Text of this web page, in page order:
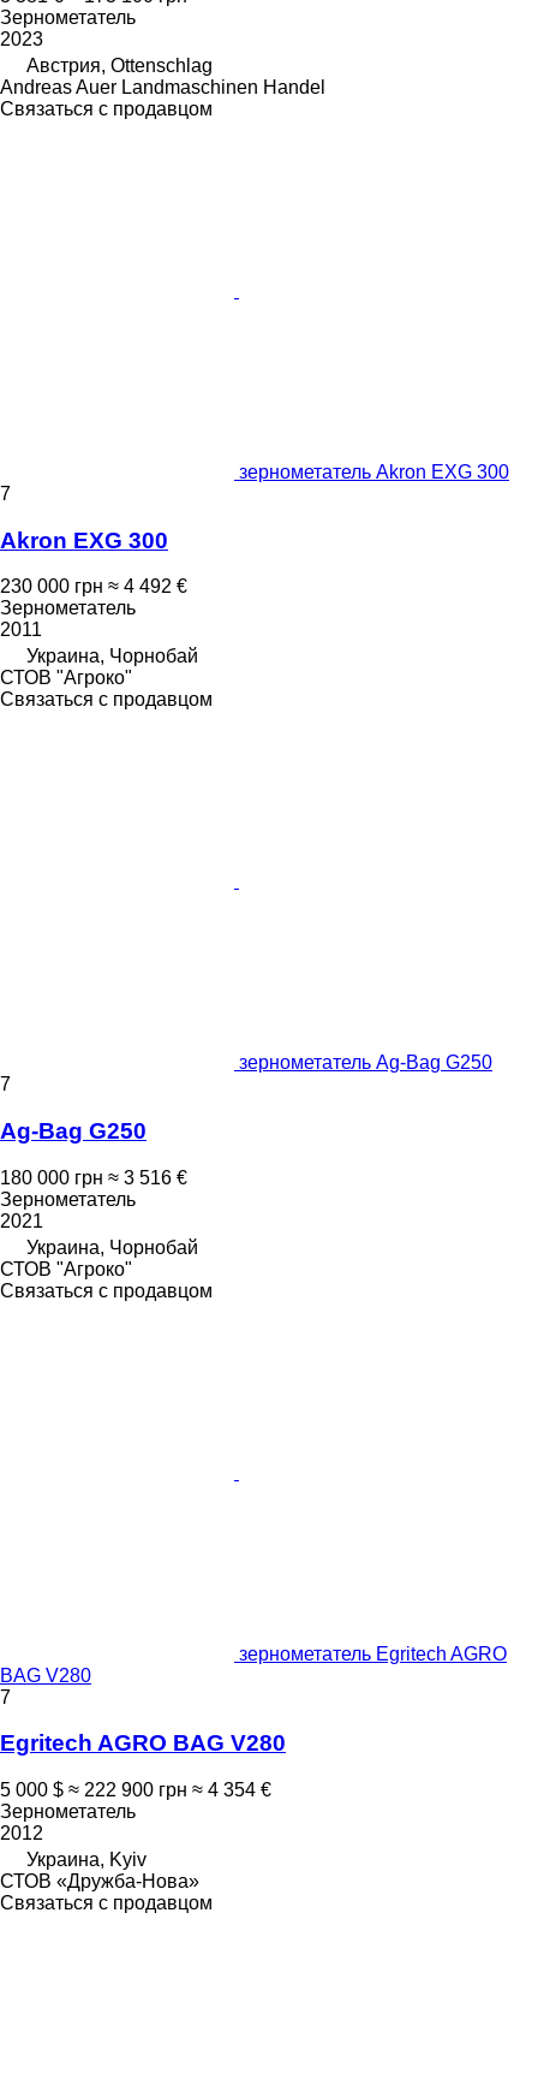
Зернометатель
2023
Австрия, Ottenschlag
Andreas Auer Landmaschinen Handel
Связаться с продавцом
зернометатель Akron EXG 300
7
Akron EXG 300
230 000 грн ≈ 4 492 €
Зернометатель
2011
Украина, Чорнобай
СТОВ "Агроко"
Связаться с продавцом
зернометатель Ag-Bag G250
7
Ag-Bag G250
180 000 грн ≈ 3 516 €
Зернометатель
2021
Украина, Чорнобай
СТОВ "Агроко"
Связаться с продавцом
зернометатель Egritech AGRO
BAG V280
7
Egritech AGRO BAG V280
5 000 $ ≈ 222 900 грн ≈ 4 354 €
Зернометатель
2012
Украина, Kyiv
СТОВ «Дружба-Нова»
Связаться с продавцом